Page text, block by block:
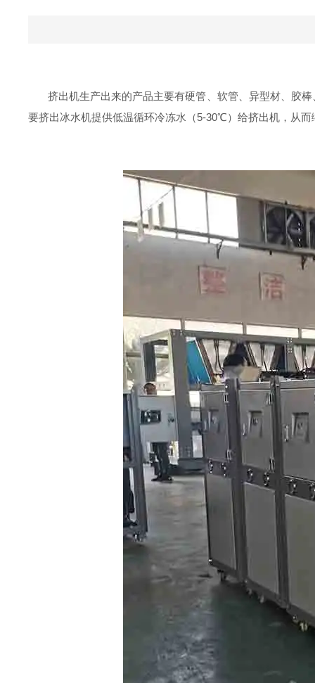
挤出机生产出来的产品主要有硬管、软管、异型材、胶棒
要挤出冰水机提供低温循环冷冻水（5-30℃）给挤出机，从